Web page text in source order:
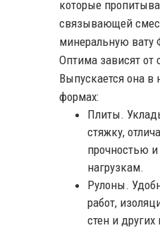
которые
связывающей
минеральную вату
Оптима зависят от
Выпускается она в
формах:
Плиты.
стяжку,
прочностью
нагрузкам.
Рулоны.
работ,
стен и